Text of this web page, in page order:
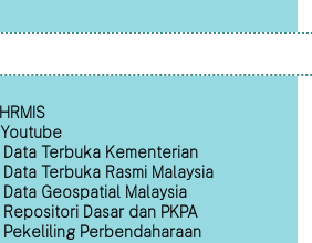
HRMIS
Youtube
Data Terbuka Kementerian
Data Terbuka Rasmi Malaysia
Data Geospatial Malaysia
Repositori Dasar dan PKPA
Pekeliling Perbendaharaan